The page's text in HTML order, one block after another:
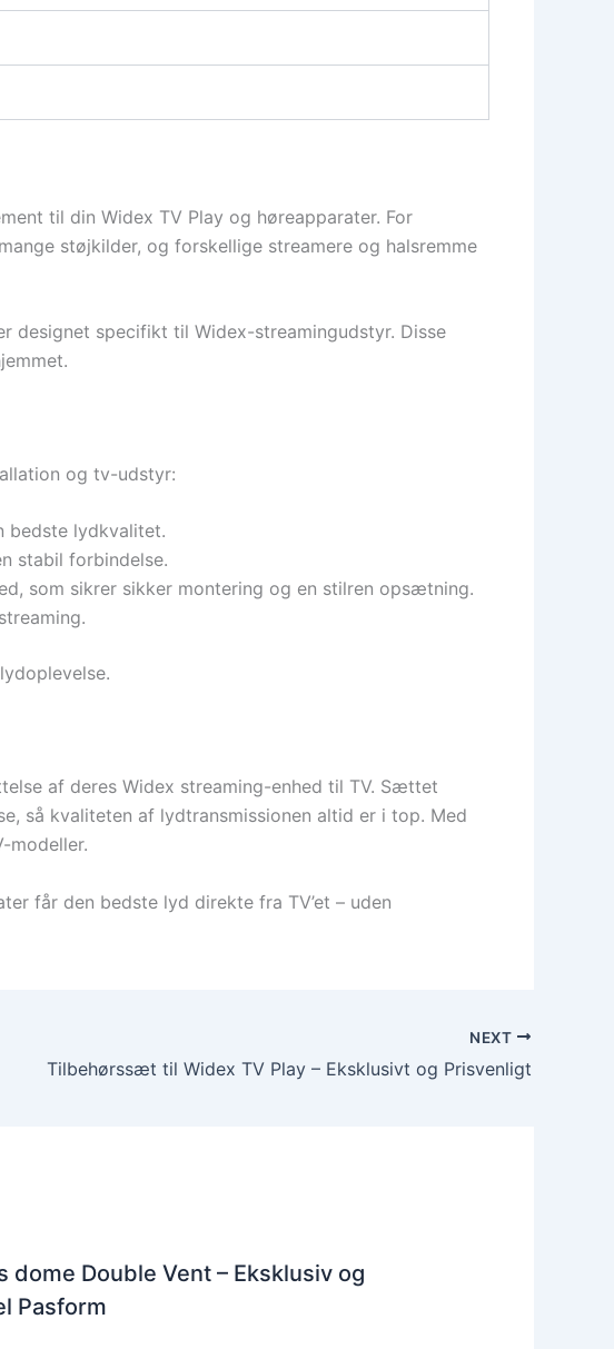
til din Widex TV Play og høreapparater. For
støjkilder, og forskellige streamere og halsremme
designet specifikt til Widex-streamingudstyr. Disse
og tv-udstyr:
bedste lydkvalitet.
stabil forbindelse.
som sikrer sikker montering og en stilren opsætning.
af deres Widex streaming-enhed til TV. Sættet
så kvaliteten af lydtransmissionen altid er i top. Med
modeller.
får den bedste lyd direkte fra TV’et – uden
NEXT
Tilbehørssæt til Widex TV Play – Eksklusivt og Prisvenligt
dome Double Vent – Eksklusiv og
Pasform